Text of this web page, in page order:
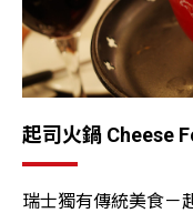
起司火鍋 Cheese
瑞士獨有傳統美食－